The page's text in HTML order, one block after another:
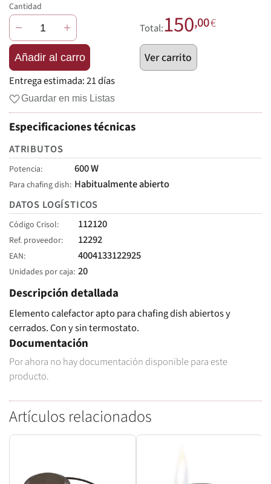
Cantidad
− +
Añadir al carro
Total:150,00€
Ver carrito
Entrega estimada:21 días
Guardar en mis Listas
Especificaciones técnicas
ATRIBUTOS
Potencia 600 W
Para chafing dish Habitualmente abierto
DATOS LOGÍSTICOS
Código Crisol 112120
Ref. proveedor 12292
EAN 4004133122925
Unidades por caja 20
Descripción detallada
Elemento calefactor apto para chafing dish abiertos y
cerrados. Con y sin termostato.
Documentación
Por ahora no hay documentación disponible para este
producto.
Artículos relacionados